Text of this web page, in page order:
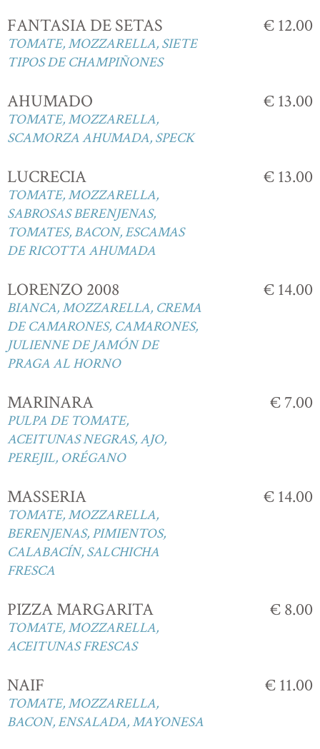
FANTASIA DE SETAS
TOMATE, MOZZARELLA, SIETE
TIPOS DE CHAMPIÑONES
€ 12.00
AHUMADO
TOMATE, MOZZARELLA,
SCAMORZA AHUMADA, SPECK
€ 13.00
LUCRECIA
TOMATE, MOZZARELLA,
SABROSAS BERENJENAS,
TOMATES, BACON, ESCAMAS
DE RICOTTA AHUMADA
€ 13.00
LORENZO 2008
BIANCA, MOZZARELLA, CREMA
DE CAMARONES, CAMARONES,
JULIENNE DE JAMÓN DE
PRAGA AL HORNO
€ 14.00
MARINARA
PULPA DE TOMATE,
ACEITUNAS NEGRAS, AJO,
PEREJIL, ORÉGANO
€ 7.00
MASSERIA
TOMATE, MOZZARELLA,
BERENJENAS, PIMIENTOS,
CALABACÍN, SALCHICHA
FRESCA
€ 14.00
PIZZA MARGARITA
TOMATE, MOZZARELLA,
ACEITUNAS FRESCAS
€ 8.00
NAIF
TOMATE, MOZZARELLA,
BACON, ENSALADA, MAYONESA
€ 11.00